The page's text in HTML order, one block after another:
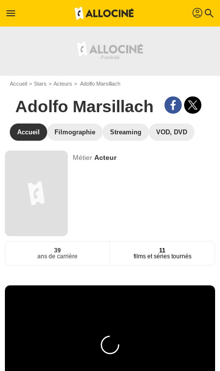
menu profil search
Accueil Stars Acteurs Adolfo Marsillach
Adolfo Marsillach
Accueil Filmographie Streaming VOD, DVD
MétierActeur
39
ans de carrière
11
films et séries tournés